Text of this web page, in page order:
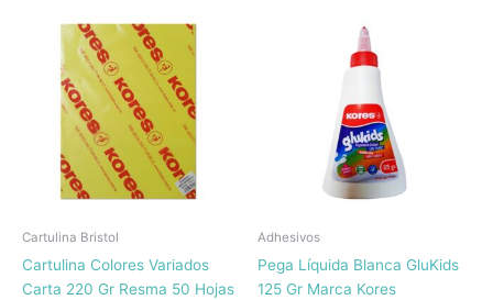
Cartulina Bristol
Cartulina Colores Variados
Carta 220 Gr Resma 50 Hojas
Adhesivos
Pega Líquida Blanca GluKids
125 Gr Marca Kores